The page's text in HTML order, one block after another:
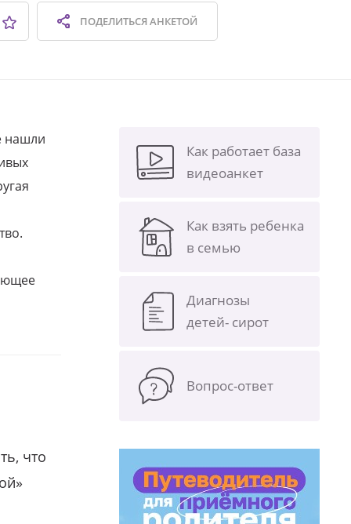
ПОДЕЛИТЬСЯАНКЕТОЙ
нашли
что
Как работает база
видеоанкет
Как взять ребенка
в семью
Диагнозы
детей- сирот
Вопрос-ответ